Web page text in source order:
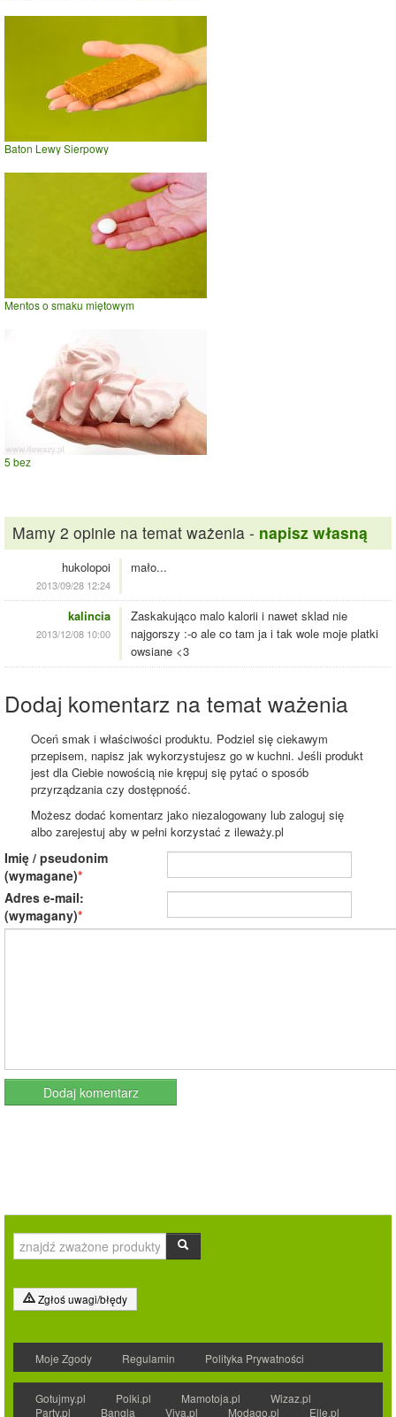
Baton Lewy Sierpowy
Mentos o smaku miętowym
5 bez
Mamy 2 opinie na temat ważenia - napisz własną
hukolopoi
2013/09/28 12:24
mało...
kalincia
2013/12/08 10:00
Zaskakująco malo kalorii i nawet sklad nie
najgorszy :-o ale co tam ja i tak wole moje platki
owsiane <3
Dodaj komentarz na temat ważenia
Oceń smak i właściwości produktu. Podziel się ciekawym
przepisem, napisz jak wykorzystujesz go w kuchni. Jeśli produkt
jest dla Ciebie nowością nie krępuj się pytać o sposób
przyrządzania czy dostępność.
Możesz dodać komentarz jako niezalogowany lub zaloguj się
albo zarejestuj aby w pełni korzystać z ileważy.pl
Imię / pseudonim
(wymagane)
Adres e-mail:
(wymagany)
Zgłoś uwagi/błędy
Moje Zgody Regulamin Polityka Prywatności
Gotujmy.pl Polki.pl Mamotoja.pl
Wizaz.pl
Party.pl
Bangla Viva.pl Modago.pl Elle.pl